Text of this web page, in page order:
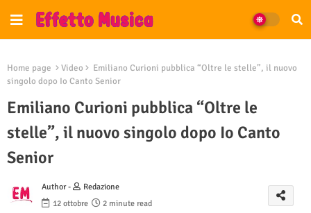
Home page Video
Emiliano Curioni pubblica “Oltre le stelle”, il nuovo
singolo dopo Io Canto Senior
Emiliano Curioni pubblica “Oltre le
stelle”, il nuovo singolo dopo Io Canto
Senior
Author -
Redazione
12 ottobre
2 minute read